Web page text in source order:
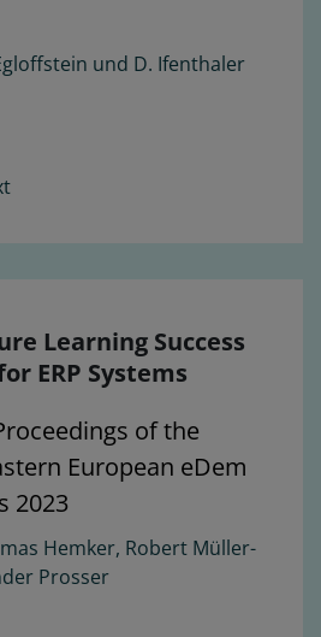
und D. Ifenthaler
Learning Success
ERP Systems
of the
European eDem
2023
Hemker, Robert Müller-
Prosser